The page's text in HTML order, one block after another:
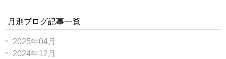
月別ブログ記事一覧
2025年04月
2024年12月